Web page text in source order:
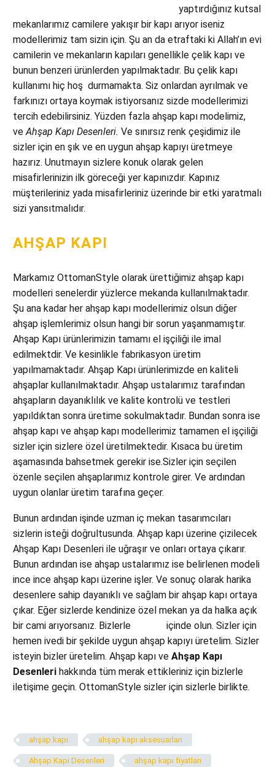
yaptırdığınız kutsal
mekanlarımız camilere yakışır bir kapı arıyor iseniz
modellerimiz tam sizin için. Şu an da etraftaki ki Allah’ın evi
camilerin ve mekanların kapıları genellikle çelik kapı ve
bunun benzeri ürünlerden yapılmaktadır. Bu çelik kapı
kullanımı hiç hoş durmamakta. Siz onlardan ayrılmak ve
farkınızı ortaya koymak istiyorsanız sizde modellerimizi
tercih edebilirsiniz. Yüzden fazla ahşap kapı modelimiz,
ve Ahşap Kapı Desenleri. Ve sınırsız renk çeşidimiz ile
sizler için en şık ve en uygun ahşap kapıyı üretmeye
hazırız. Unutmayın sizlere konuk olarak gelen
misafirlerinizin ilk göreceği yer kapınızdır. Kapınız
müşterileriniz yada misafirleriniz üzerinde bir etki yaratmalı
sizi yansıtmalıdır.
AHŞAP KAPI
Markamız OttomanStyle olarak ürettiğimiz ahşap kapı
modelleri senelerdir yüzlerce mekanda kullanılmaktadır.
Şu ana kadar her ahşap kapı modellerimiz olsun diğer
ahşap işlemlerimiz olsun hangi bir sorun yaşanmamıştır.
Ahşap Kapı ürünlerimizin tamamı el işçiliği ile imal
edilmektdir. Ve kesinlikle fabrikasyon üretim
yapılmamaktadır. Ahşap Kapı ürünlerimizde en kaliteli
ahşaplar kullanılmaktadır. Ahşap ustalarımız tarafından
ahşapların dayanıklılık ve kalite kontrolü ve testleri
yapıldıktan sonra üretime sokulmaktadır. Bundan sonra ise
ahşap kapı ve ahşap kapı modellerimiz tamamen el işçiliği
sizler için sizlere özel üretilmektedir. Kısaca bu üretim
aşamasında bahsetmek gerekir ise.Sizler için seçilen
özenle seçilen ahşaplarımız kontrole girer. Ve ardından
uygun olanlar üretim tarafına geçer.
Bunun ardından işinde uzman iç mekan tasarımcıları
sizlerin isteği doğrultusunda. Ahşap kapı üzerine çizilecek
Ahşap Kapı Desenleri ile uğraşır ve onları ortaya çıkarır.
Bunun ardından ise ahşap ustalarımız ise belirlenen modeli
ince ince ahşap kapı üzerine işler. Ve sonuç olarak harika
desenlere sahip dayanıklı ve sağlam bir ahşap kapı ortaya
çıkar. Eğer sizlerde kendinize özel mekan ya da halka açık
bir cami arıyorsanız. Bizlerle
içinde olun. Sizler için
hemen ivedi bir şekilde uygun ahşap kapıyı üretelim. Sizler
isteyin bizler üretelim. Ahşap kapı ve Ahşap Kapı
Desenleri hakkında tüm merak ettikleriniz için bizlerle
iletişime geçin. OttomanStyle sizler için sizlerle birlikte.
ahşap kapı ahşap kapı aksesuarları
Ahşap Kapı Desenleri ahşap kapı fiyatları